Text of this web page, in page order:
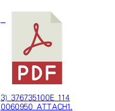
3) 376735100E_114
0060950_ATTACH1.